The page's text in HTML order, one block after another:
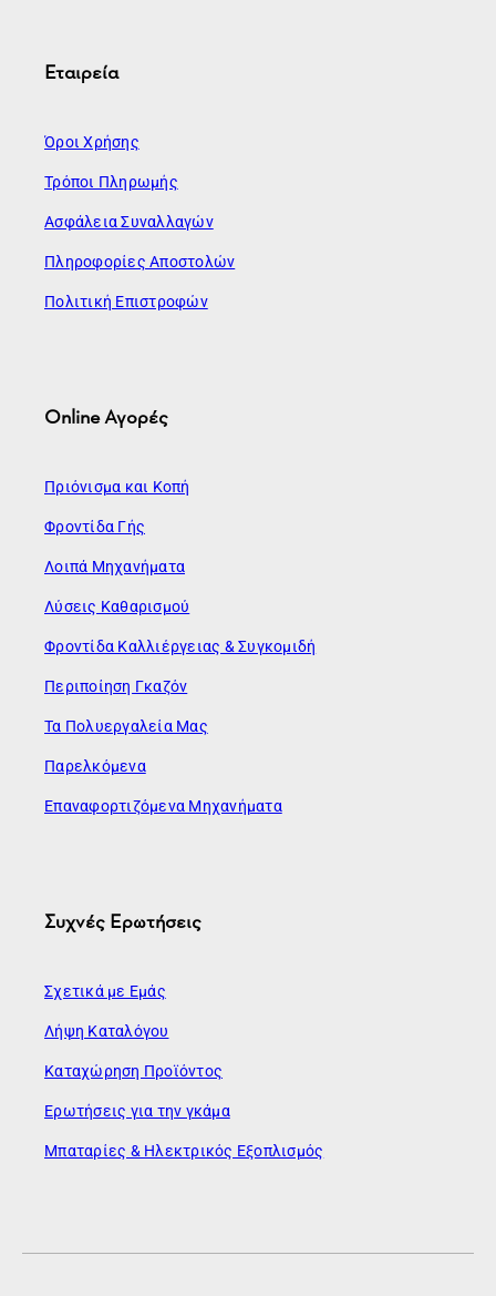
Εταιρεία
Όροι Χρήσης
Τρόποι Πληρωμής
Ασφάλεια Συναλλαγών
Πληροφορίες Αποστολών
Πολιτική Επιστροφών
Online Αγορές
Πριόνισμα και Κοπή
Φροντίδα Γής
Λοιπά Μηχανήματα
Λύσεις Καθαρισμού
Φροντίδα Καλλιέργειας & Συγκομιδή
Περιποίηση Γκαζόν
Τα Πολυεργαλεία Μας
Παρελκόμενα
Επαναφορτιζόμενα Μηχανήματα
Συχνές Ερωτήσεις
Σχετικά με Εμάς
Λήψη Καταλόγου
Καταχώρηση Προϊόντος
Ερωτήσεις για την γκάμα
Μπαταρίες & Ηλεκτρικός Εξοπλισμός